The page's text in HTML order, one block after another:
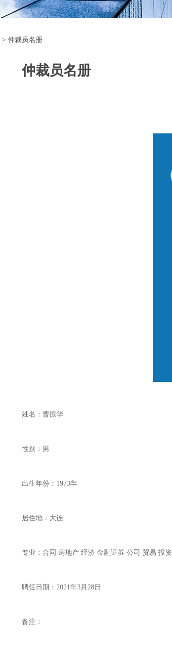
> 仲裁员名册
仲裁员名册
姓名：曹振华
性别：男
出生年份：1973年
居住地：大连
专业：合同 房地产 经济 金融证券 公司 贸易 投资
聘任日期：2021年3月28日
备注：